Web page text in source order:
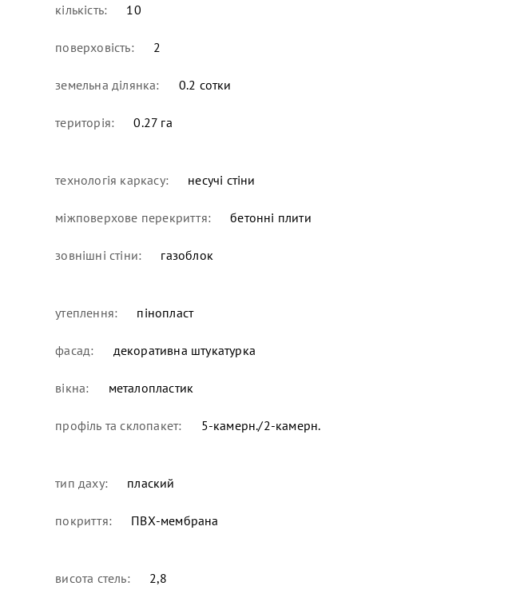
кількість: 10
поверховість: 2
земельна ділянка: 0.2 сотки
територія: 0.27 га
технологія каркасу: несучі стіни
міжповерхове перекриття: бетонні плити
зовнішні стіни: газоблок
утеплення: пінопласт
фасад: декоративна штукатурка
вікна: металопластик
профіль та склопакет: 5-камерн./2-камерн.
тип даху: плаский
покриття: ПВХ-мембрана
висота стель: 2,8